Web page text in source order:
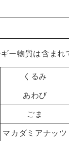
ー物質は含ま
くるみ
あわび
ごま
マカダミアナッツ